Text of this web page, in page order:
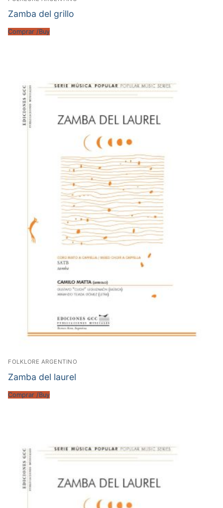
Zamba del grillo
Comprar /Buy
FOLKLORE ARGENTINO
Zamba del laurel
Comprar /Buy